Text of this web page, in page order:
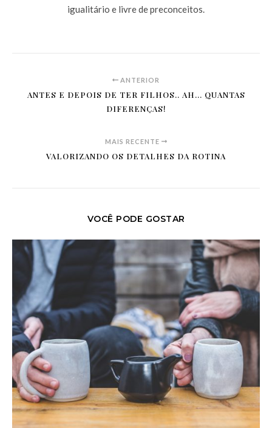
igualitário e livre de preconceitos.
ANTERIOR
ANTES E DEPOIS DE TER FILHOS.. AH… QUANTAS
DIFERENÇAS!
MAIS RECENTE
VALORIZANDO OS DETALHES DA ROTINA
VOCÊ PODE GOSTAR